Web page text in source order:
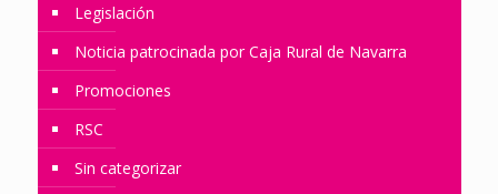
Legislación
Noticia patrocinada por Caja Rural de Navarra
Promociones
RSC
Sin categorizar